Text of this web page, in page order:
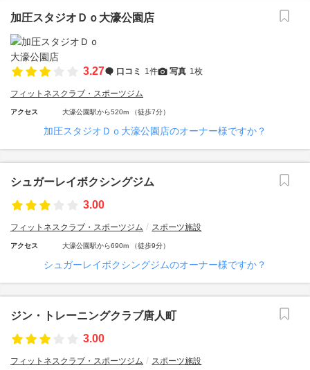
加圧スタジオＤｏ大濠公園店
3.27 口コミ 1件 写真 1枚
フィットネスクラブ・スポーツジム
アクセス 大濠公園駅から520m （徒歩7分）
加圧スタジオＤｏ大濠公園店のオーナー様ですか？
シュガーレイボクシングジム
3.00
フィットネスクラブ・スポーツジム スポーツ施設
アクセス 大濠公園駅から690m （徒歩9分）
シュガーレイボクシングジムのオーナー様ですか？
ジン・トレーニングクラブ唐人町
3.00
フィットネスクラブ・スポーツジム スポーツ施設